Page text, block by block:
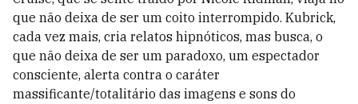
que não deixa de ser um coito interrompido. Kubrick,
cada vez mais, cria relatos hipnóticos, mas busca, o
que não deixa de ser um paradoxo, um espectador
consciente, alerta contra o caráter
massificante/totalitário das imagens e sons do